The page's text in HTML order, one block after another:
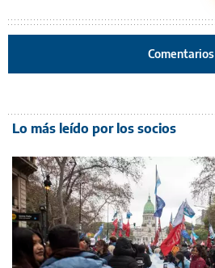
Comentarios
Lo más leído por los socios